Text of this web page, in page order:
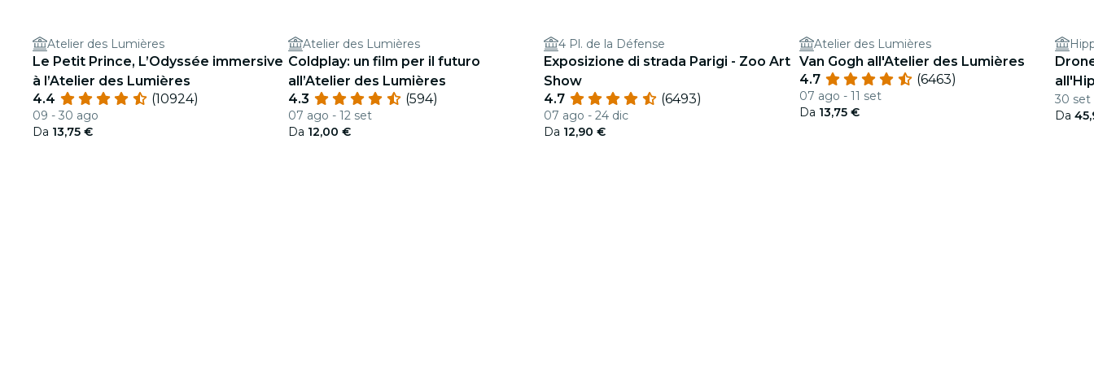
Atelier des Lumières
Le Petit Prince, L’Odyssée immersive
à l’Atelier des Lumières
4.4
(10924)
09 - 30 ago
Da 13,75 €
Atelier des Lumières
Coldplay: un film per il futuro
all’Atelier des Lumières
4.3
(594)
07 ago - 12 set
Da 12,00 €
4 Pl. de la Défense
Exposizione di strada Parigi - Zoo Art
Show
4.7
(6493)
07 ago - 24 dic
Da 12,90 €
Atelier des Lumières
Van Gogh all'Atelier des Lumières
4.7
(6463)
07 ago - 11 set
Da 13,75 €
30
Da